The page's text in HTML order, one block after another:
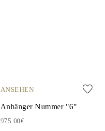
ANSEHEN
Anhänger Nummer "6"
975.00€